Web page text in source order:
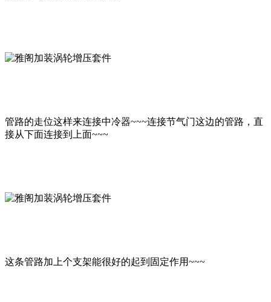
管路的走位这样来连接中冷器~~~连接节气门这边的管路，直
接从下面连接到上面~~~
这条管路加上个支架能很好的起到固定作用~~~